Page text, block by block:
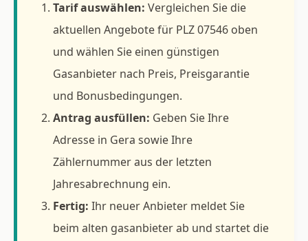
Tarif auswählen: Vergleichen Sie die
aktuellen Angebote für PLZ 07546 oben
und wählen Sie einen günstigen
Gasanbieter nach Preis, Preisgarantie
und Bonusbedingungen.
Antrag ausfüllen: Geben Sie Ihre
Adresse in Gera sowie Ihre
Zählernummer aus der letzten
Jahresabrechnung ein.
Fertig: Ihr neuer Anbieter meldet Sie
beim alten gasanbieter ab und startet die